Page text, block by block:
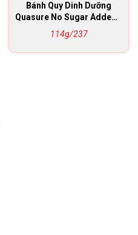
Bánh Quy Dinh Dưỡng
Quasure No Sugar Added -
Bơ Đậu Phộng
114g/237